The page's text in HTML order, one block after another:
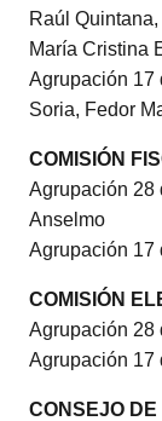
Raúl
María Cristina
Agrupación 17
Soria, Fedor
COMISIÓN
Agrupación 28
Anselmo
Agrupación 17
COMISIÓN
Agrupación 28
Agrupación 17
CONSEJO